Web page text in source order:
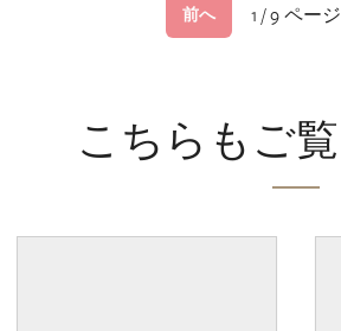
前へ 1 / 9 ページ
こちらもご